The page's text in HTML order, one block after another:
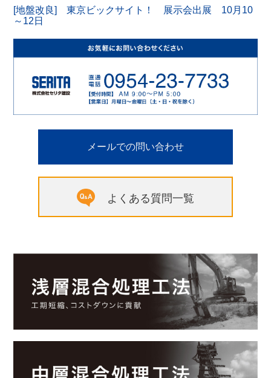
[地盤改良] 東京ビックサイト！ 展示会出展 10月10
～12日
メールでの問い合わせ
よくある質問一覧